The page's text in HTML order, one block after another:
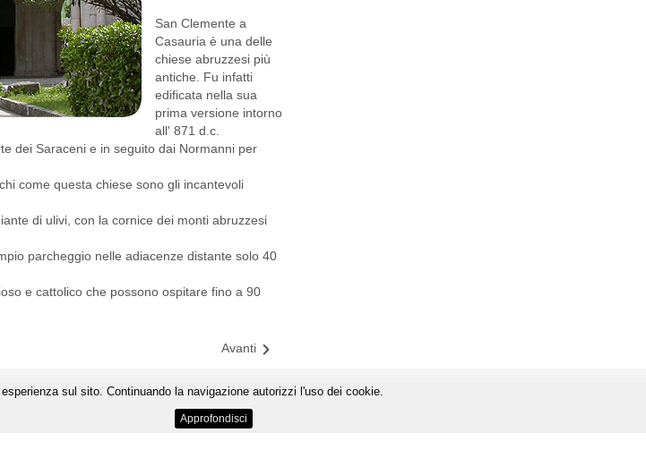
San Clemente a
Casauria è una delle
chiese abruzzesi più
antiche. Fu infatti
edificata nella sua
prima versione intorno
all' 871 d.c.
dei Saraceni e in seguito dai Normanni per
come questa chiese sono gli incantevoli
di ulivi, con la cornice dei monti abruzzesi
parcheggio nelle adiacenze distante solo 40
e cattolico che possono ospitare fino a 90
Avanti
-MAPPA DEL SITO-MEDIA KIT
al Mare CH - Tel / Fax + 39 085 817596
sul sito. Continuando la navigazione autorizzi l'uso dei cookie.
Approfondisci